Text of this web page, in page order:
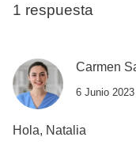
1 respuesta
Carmen
6 Junio 2023
Hola, Natalia